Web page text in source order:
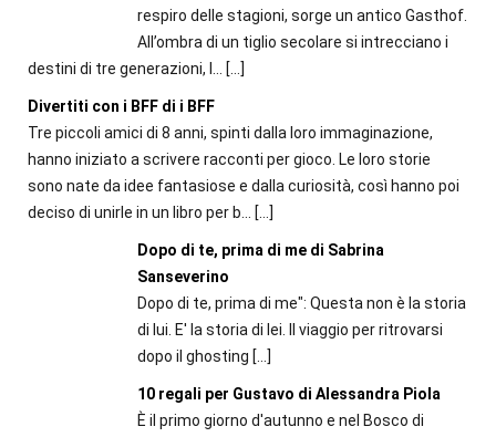
respiro delle stagioni, sorge un antico Gasthof.
All’ombra di un tiglio secolare si intrecciano i
destini di tre generazioni, l... […]
Divertiti con i BFF di i BFF
Tre piccoli amici di 8 anni, spinti dalla loro immaginazione,
hanno iniziato a scrivere racconti per gioco. Le loro storie
sono nate da idee fantasiose e dalla curiosità, così hanno poi
deciso di unirle in un libro per b... […]
Dopo di te, prima di me di Sabrina
Sanseverino
Dopo di te, prima di me": Questa non è la storia
di lui. E' la storia di lei. Il viaggio per ritrovarsi
dopo il ghosting […]
10 regali per Gustavo di Alessandra Piola
È il primo giorno d'autunno e nel Bosco di